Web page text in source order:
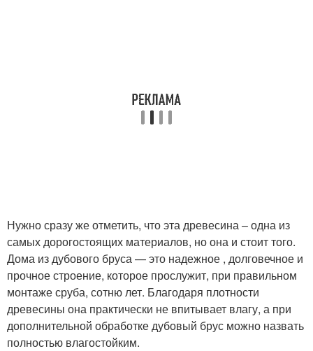
Нужно сразу же отметить, что эта древесина – одна из
самых дорогостоящих материалов, но она и стоит того.
Дома из дубового бруса — это надежное , долговечное и
прочное строение, которое прослужит, при правильном
монтаже сруба, сотню лет. Благодаря плотности
древесины она практически не впитывает влагу, а при
дополнительной обработке дубовый брус можно назвать
полностью влагостойким.